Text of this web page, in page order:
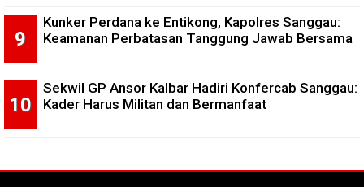
Kunker Perdana ke Entikong, Kapolres Sanggau:
Keamanan Perbatasan Tanggung Jawab Bersama
Sekwil GP Ansor Kalbar Hadiri Konfercab Sanggau:
Kader Harus Militan dan Bermanfaat